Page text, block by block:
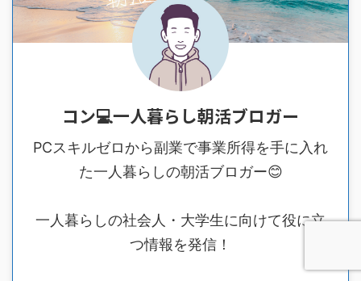
コン💻一人暮らし朝活ブロガー
PCスキルゼロから副業で事業所得を手に入れ
た一人暮らしの朝活ブロガー😊
一人暮らしの社会人・大学生に向けて役に立
つ情報を発信！